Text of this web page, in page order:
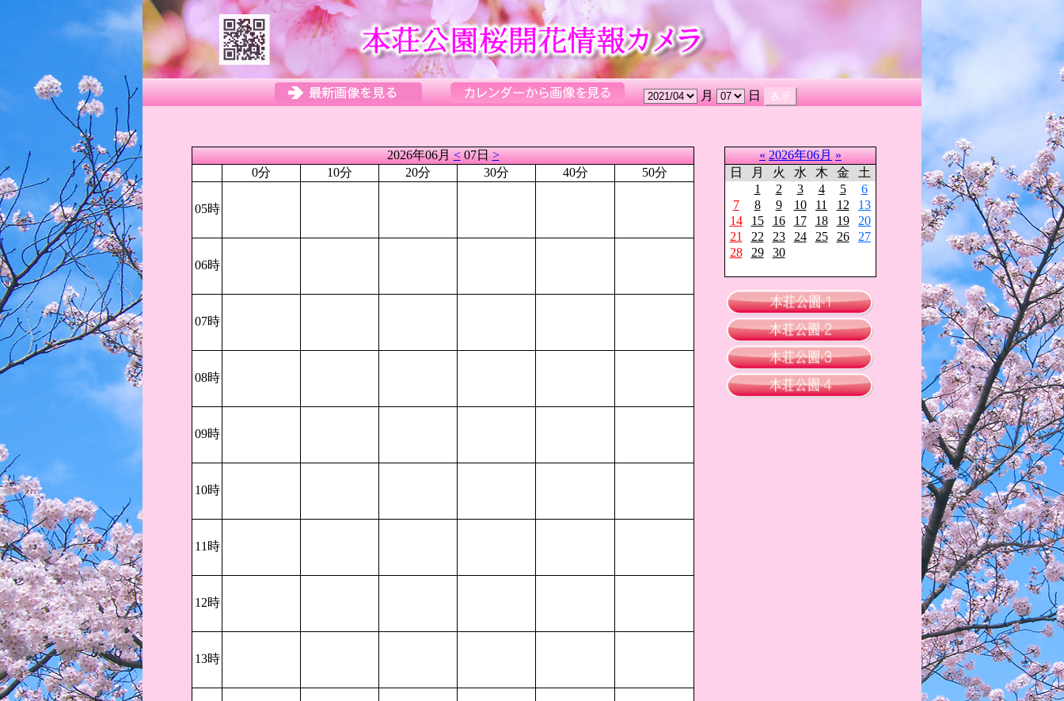
月 日
2026年06月<07日>
0分
10分 20分 30分 40分 50分
05時
06時
07時
08時
09時
10時
11時
12時
13時
« 2026年06月 »
日
月 火 水 木 金
土
1
2 3 4 5
6
7
8 9 10 11 12
13
14
15 16 17 18 19
20
21
22 23 24 25 26
27
28
29 30